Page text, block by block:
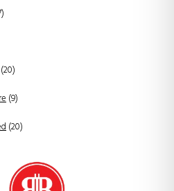
(20)
(9)
(20)